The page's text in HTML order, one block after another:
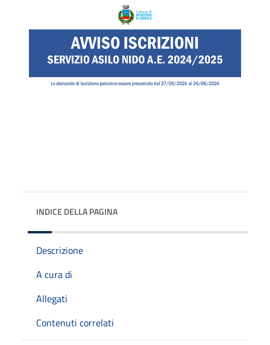
INDICE DELLA PAGINA
Descrizione
A cura di
Allegati
Contenuti correlati